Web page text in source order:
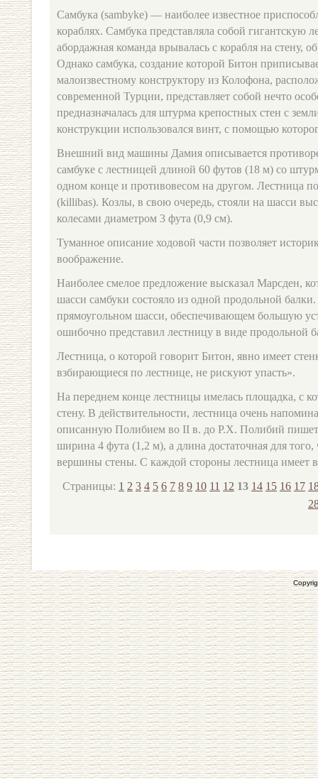
Самбука (sambyke) — наиболее известное
кораблях. Самбука представляла собой гигантскую
абордажная команда врывалась с корабля на стену,
Однако самбука, создание которой Битон
малоизвестному конструктору из Колофона,
современной Турции, представляет собой нечто
предназначалась для штурма крепостных стен с
конструкции использовался винт, с помощью
Внешний вид машины Дамия описывается
самбуке с лестницей длиной 60 футов (18 м) со
одном конце и противовесом на другом. Лестница
(killibas). Козлы, в свою очередь, стояли на шасси
колесами диаметром 3 фута (0,9 см).
Туманное описание ходовой части позволяет
воображение.
Наиболее смелое предложение высказал Марсден,
шасси самбуки состояло из одной продольной
прямоугольном шасси, обеспечивающем большую
ошибочно представил лестницу в виде продольной
Лестница, о которой говорит Битон, явно имеет
взбирающиеся по лестнице, не рискуют упасть».
На переднем конце лестницы имелась площадка, с
стену. В действительности, лестница очень
описанную Полибием во II в. до Р.Х. Полибий пишет,
ширина 4 фута (1,2 м), а длина достаточная для того,
вершины стены. С каждой стороны лестница имеет
Страницы: 1 2 3 4 5 6 7 8 9 10 11 12 13 14 15 16 17